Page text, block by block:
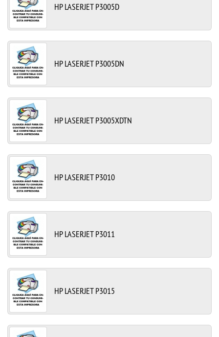
HP LASERJET P3005D
HP LASERJET P3005DN
HP LASERJET P3005XDTN
HP LASERJET P3010
HP LASERJET P3011
HP LASERJET P3015